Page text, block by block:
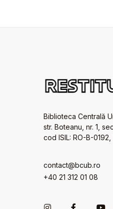
Biblioteca Centrală
str. Boteanu, nr. 1,
cod ISIL: RO-B-
contact@bcub.ro
+40 21 312 01 08